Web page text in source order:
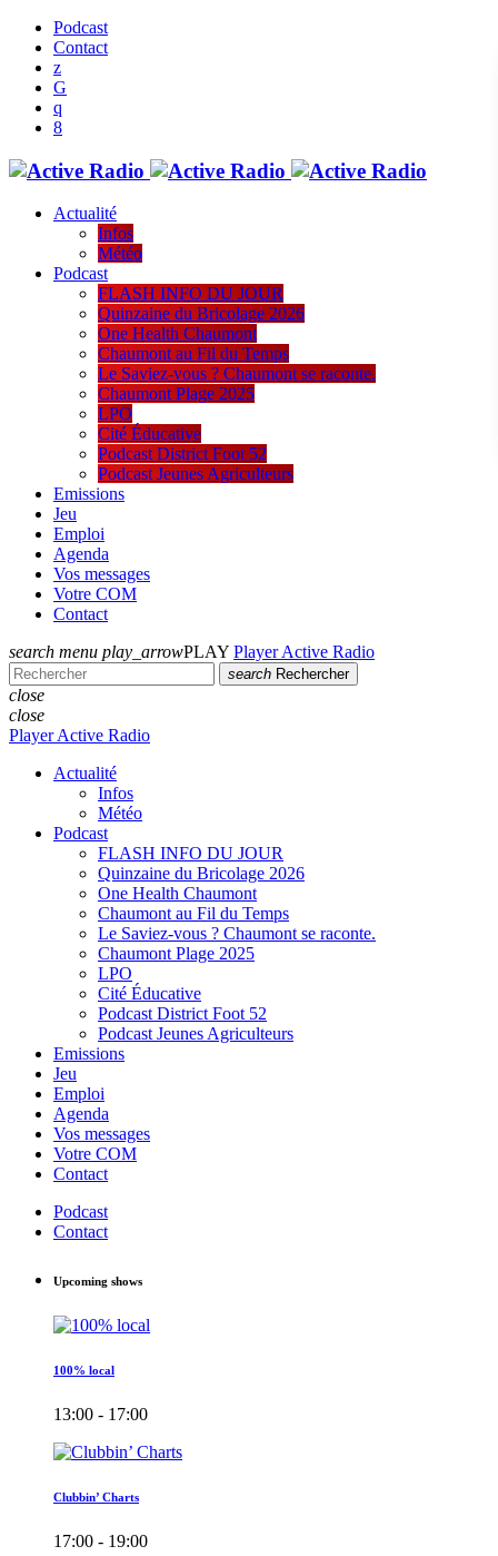
Podcast
Contact
Actualité
Infos
Météo
Podcast
FLASH INFO DU JOUR
Quinzaine du Bricolage 2026
One Health Chaumont
Chaumont au Fil du Temps
Le Saviez-vous ? Chaumont se raconte.
Chaumont Plage 2025
LPO
Cité Éducative
Podcast District Foot 52
Podcast Jeunes Agriculteurs
Emissions
Jeu
Emploi
Agenda
Vos messages
Votre COM
Contact
search menu play_arrowPLAY Player Active Radio
search Rechercher
close
close
Player Active Radio
Actualité
Infos
Météo
Podcast
FLASH INFO DU JOUR
Quinzaine du Bricolage 2026
One Health Chaumont
Chaumont au Fil du Temps
Le Saviez-vous ? Chaumont se raconte.
Chaumont Plage 2025
LPO
Cité Éducative
Podcast District Foot 52
Podcast Jeunes Agriculteurs
Emissions
Jeu
Emploi
Agenda
Vos messages
Votre COM
Contact
Podcast
Contact
Upcoming shows
100% local
13:00 - 17:00
Clubbin’ Charts
17:00 - 19:00